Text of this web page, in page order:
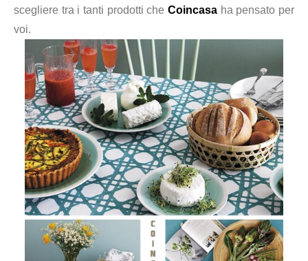
scegliere tra i tanti prodotti che Coincasa ha pensato per
voi.